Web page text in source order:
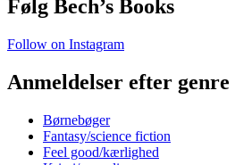
Følg Bech’s Books
Follow on Instagram
Anmeldelser efter genre
Børnebøger
Fantasy/science fiction
Feel good/kærlighed